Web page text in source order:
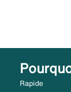
Rapide